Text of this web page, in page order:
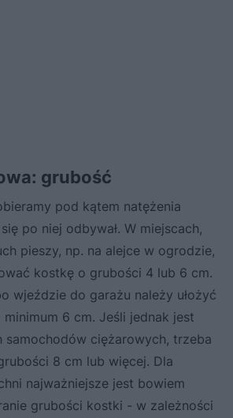
grubość
pod kątem natężenia
po niej odbywał. W miejscach,
pieszy, np. na alejce w ogrodzie,
kostkę o grubości 4 lub 6 cm.
wjeździe do garażu należy ułożyć
6 cm. Jeśli jednak jest
samochodów ciężarowych, trzeba
8 cm lub więcej. Dla
najważniejsze jest bowiem
grubości kostki - w zależności